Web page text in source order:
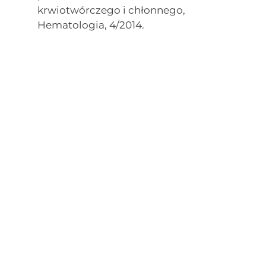
krwiotwórczego i chłonnego,
Hematologia, 4/2014.